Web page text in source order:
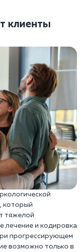
клиенты
который
тяжелой
лечение и кодировка
прогрессирующем
возможно только в